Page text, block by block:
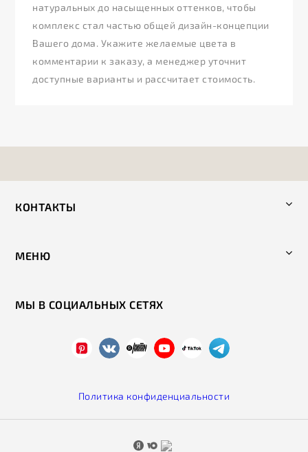
натуральных до насыщенных оттенков, чтобы
комплекс стал частью общей дизайн-концепции
Вашего дома. Укажите желаемые цвета в
комментарии к заказу, а менеджер уточнит
доступные варианты и рассчитает стоимость.
КОНТАКТЫ
МЕНЮ
МЫ В СОЦИАЛЬНЫХ СЕТЯХ
Политика конфиденциальности